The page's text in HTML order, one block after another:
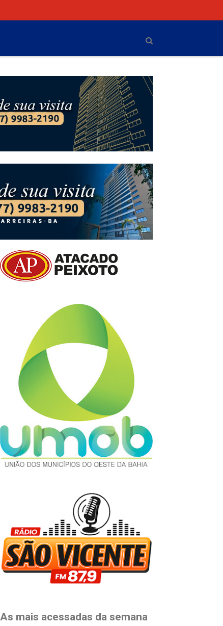
As mais acessadas da semana